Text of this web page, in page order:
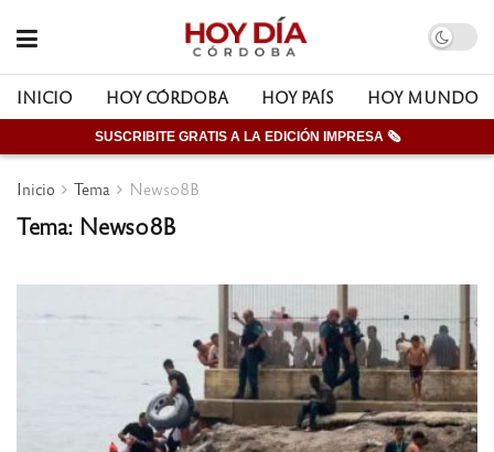
INICIO HOY CÓRDOBA HOY PAÍS HOY MUNDO
SUSCRIBITE GRATIS A LA EDICIÓN IMPRESA 🗞
Inicio Tema News08B
Tema: News08B